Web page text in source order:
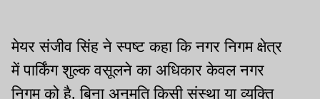
मेयर संजीव सिंह ने स्पष्ट कहा कि नगर निगम क्षेत्र
में पार्किंग शुल्क वसूलने का अधिकार केवल नगर
निगम को है. बिना अनुमति किसी संस्था या व्यक्ति